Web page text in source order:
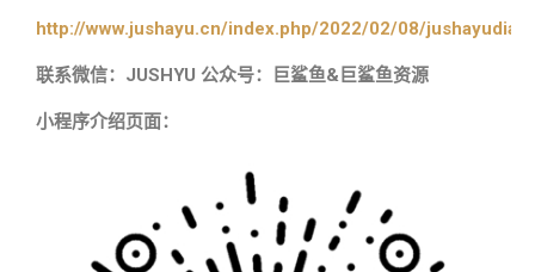
http://www.jushayu.cn/index.php/2022/02/08/
联系微信：JUSHYU 公众号：巨鲨鱼&巨鲨鱼资源
小程序介绍页面：